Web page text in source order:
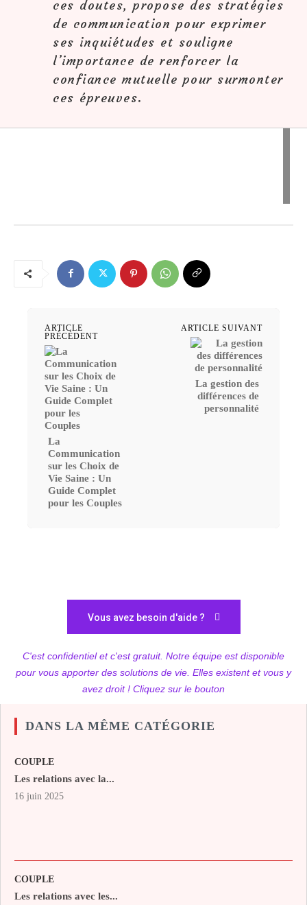
ces doutes, propose des stratégies
de communication pour exprimer
ses inquiétudes et souligne
l’importance de renforcer la
confiance mutuelle pour surmonter
ces épreuves.
ARTICLE
PRÉCÉDENT
La
Communication
sur les Choix de
Vie Saine : Un
Guide Complet
pour les Couples
ARTICLE SUIVANT
La gestion des
différences de
personnalité
Vous avez besoin d'aide ?
C'est confidentiel et c'est gratuit. Notre équipe est disponible
pour vous apporter des solutions de vie. Elles existent et vous y
avez droit ! Cliquez sur le bouton
DANS LA MÊME CATÉGORIE
COUPLE
Les relations avec la...
16 juin 2025
COUPLE
Les relations avec les...